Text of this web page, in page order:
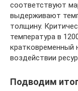
соответствуют
выдерживают
толщину.
температура в
кратковременный
воздействии
Подводим